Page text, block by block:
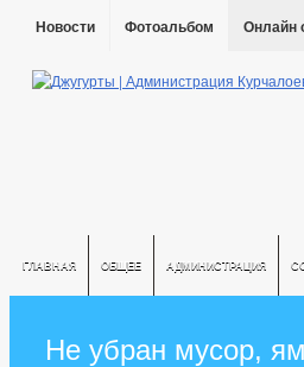
Новости Фотоальбом Онлайн
ГЛАВНАЯ ОБЩЕЕ АДМИНИСТРАЦИЯ
Не убран мусор,